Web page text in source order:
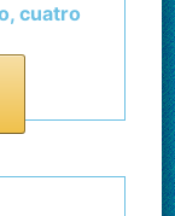
cuatro